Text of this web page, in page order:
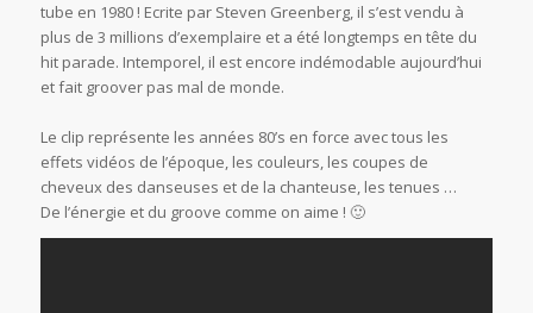
tube en 1980 ! Ecrite par Steven Greenberg, il s’est vendu à
plus de 3 millions d’exemplaire et a été longtemps en tête du
hit parade. Intemporel, il est encore indémodable aujourd’hui
et fait groover pas mal de monde.
Le clip représente les années 80’s en force avec tous les
effets vidéos de l’époque, les couleurs, les coupes de
cheveux des danseuses et de la chanteuse, les tenues …
De l’énergie et du groove comme on aime ! 🙂